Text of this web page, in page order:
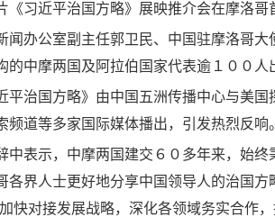
《习近平治国方略》展映推介会在摩洛哥
闻办公室副主任郭卫民、中国驻摩洛哥
的中摩两国及阿拉伯国家代表逾１００人
平治国方略》由中国五洲传播中心与美
频道等多家国际媒体播出，引发热烈反响
中表示，中摩两国建交６０多年来，始
各界人士更好地分享中国领导人的治国
快对接发展战略，深化各领域务实合作